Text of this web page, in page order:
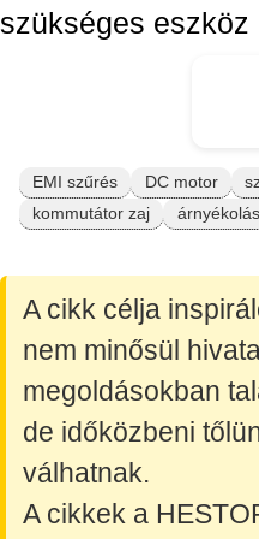
szükséges
EMI szűrés DC motor
kommutátor zaj
árnyékolás
A cikk célja
nem minősül
megoldásokban
de időközbeni
válhatnak.
A cikkek a